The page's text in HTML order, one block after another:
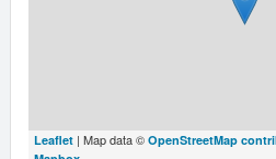
Leaflet | Map data ©OpenStreetMap